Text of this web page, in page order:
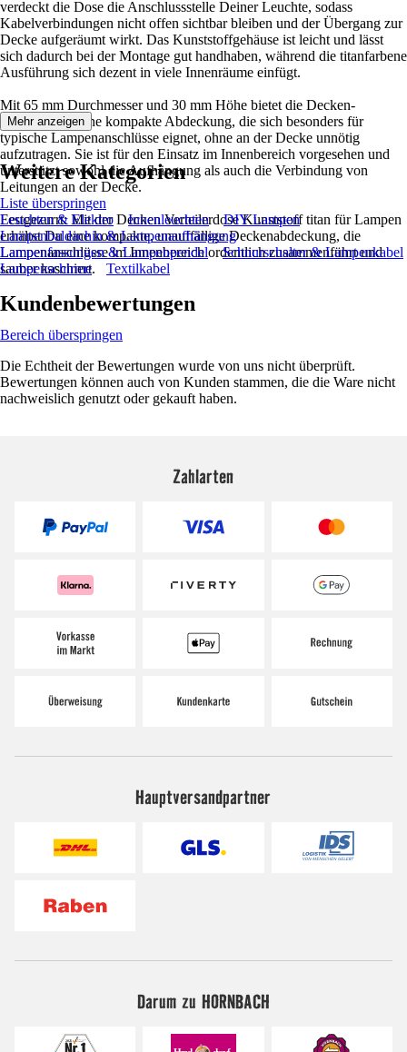
verdeckt die Dose die Anschlussstelle Deiner Leuchte, sodass
Kabelverbindungen nicht offen sichtbar bleiben und der Übergang zur
Decke aufgeräumt wirkt. Das Kunststoffgehäuse ist leicht und lässt
sich dadurch bei der Montage gut handhaben, während die titanfarbene
Ausführung sich dezent in viele Innenräume einfügt.
Mit 65 mm Durchmesser und 30 mm Höhe bietet die Decken-
Verteilerdose eine kompakte Abdeckung, die sich besonders für
typische Lampenanschlüsse eignet, ohne an der Decke unnötig
aufzutragen. Sie ist für den Einsatz im Innenbereich vorgesehen und
unterstützt sowohl die Aufhängung als auch die Verbindung von
Leitungen an der Decke.
Festgezurrt: Mit der Decken Verteilerdose Kunststoff titan für Lampen
erhältst Du eine kompakte, unauffällige Deckenabdeckung, die
Lampenanschlüsse im Innenbereich ordentlich zusammenführt und
sauber kaschiert.
Mehr anzeigen
Weitere Kategorien
Liste überspringen
Leuchten & Elektro
Innenleuchten
DIY Lampen
Lampenbaldachin & Lampenaufhängung
Lampenfassungen & Lampenpendel
Schnurschalter & Lampenkabel
Lampenschirme
Textilkabel
Kundenbewertungen
Bereich überspringen
Die Echtheit der Bewertungen wurde von uns nicht überprüft.
Bewertungen können auch von Kunden stammen, die die Ware nicht
nachweislich genutzt oder gekauft haben.
Zahlarten
Hauptversandpartner
Darum zu HORNBACH